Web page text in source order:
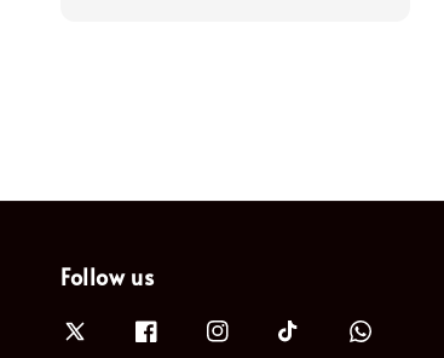
Follow us